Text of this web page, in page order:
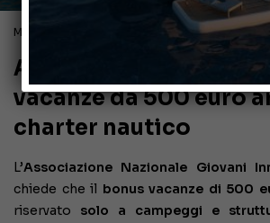
Maggio 27, 2020
ANGI: estendere il
vacanze da 500 euro
charter nautico
L’Associazione Nazionale Giovani
chiede che il bonus vacanze di 500
riservato solo a campeggi e